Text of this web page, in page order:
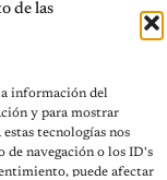
de las
información del
y para mostrar
tecnologías nos
navegación o los ID's
puede afectar